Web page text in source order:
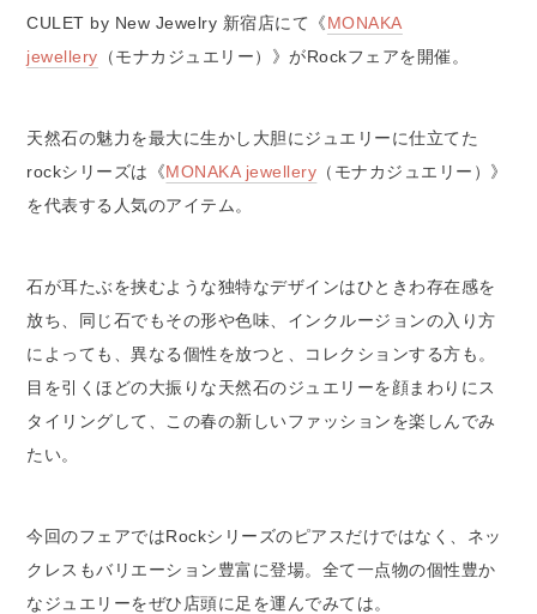
CULET by New Jewelry 新宿店にて《MONAKA
jewellery （モナカジュエリー）》がRockフェアを開催。
天然石の魅力を最大に生かし大胆にジュエリーに仕立てた
rockシリーズは《MONAKA jewellery （モナカジュエリー）》
を代表する人気のアイテム。
石が耳たぶを挟むような独特なデザインはひときわ存在感を
放ち、同じ石でもその形や色味、インクルージョンの入り方
によっても、異なる個性を放つと、コレクションする方も。
目を引くほどの大振りな天然石のジュエリーを顔まわりにス
タイリングして、この春の新しいファッションを楽しんでみ
たい。
今回のフェアではRockシリーズのピアスだけではなく、ネッ
クレスもバリエーション豊富に登場。全て一点物の個性豊か
なジュエリーをぜひ店頭に足を運んでみては。